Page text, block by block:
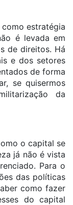
estratégia
é levada em
de direitos. Há
e dos setores
de forma
se quisermos
da
o capital se
já não é vista
Para o
das políticas
como fazer
do capital